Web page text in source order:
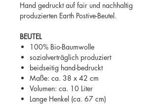
Hand gedruckt auf fair und nachhaltig
produzierten Earth Postive-Beutel.
BEUTEL
100% Bio-Baumwolle
sozialverträglich produziert
beidseitig hand-bedruckt
Maße: ca. 38 x 42 cm
Volumen: ca. 10 Liter
Lange Henkel (ca. 67 cm)